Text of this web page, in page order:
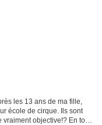
les 13 ans de ma fille,
école de cirque. Ils sont
objective!? En tout